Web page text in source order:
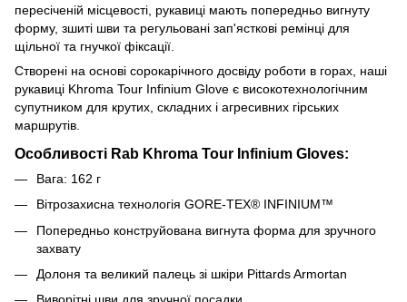
пересіченій місцевості, рукавиці мають попередньо вигнуту
форму, зшиті шви та регульовані зап'ясткові ремінці для
щільної та гнучкої фіксації.
Створені на основі сорокарічного досвіду роботи в горах, наші
рукавиці Khroma Tour Infinium Glove є високотехнологічним
супутником для крутих, складних і агресивних гірських
маршрутів.
Особливості Rab Khroma Tour Infinium Gloves:
Вага: 162 г
Вітрозахисна технологія GORE-TEX® INFINIUM™
Попередньо конструйована вигнута форма для зручного
захвату
Долоня та великий палець зі шкіри Pittards Armortan